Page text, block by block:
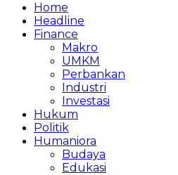
Home
Headline
Finance
Makro
UMKM
Perbankan
Industri
Investasi
Hukum
Politik
Humaniora
Budaya
Edukasi